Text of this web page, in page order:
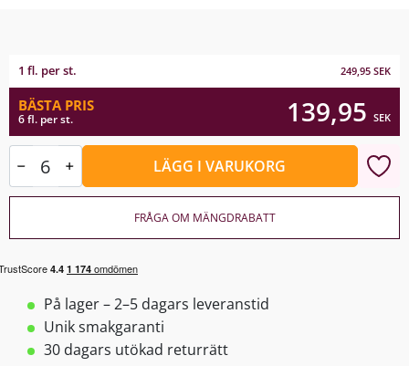
1 fl. per st. 249,95 SEK
BÄSTA PRIS
6 fl. per st. 139,95 SEK
LÄGG I VARUKORG
FRÅGA OM MÄNGDRABATT
På lager – 2–5 dagars leveranstid
Unik smakgaranti
30 dagars utökad returrätt